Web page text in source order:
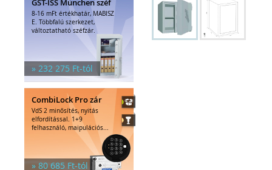
8-16 mFt értékhatár, MABISZ
E. Többfalú szerkezet,
változtatható széfzár.
» 232 275 Ft-tól
CombiLock Pro zár
VdS 2 minősítés, nyitás
elfordítással. 1+9
felhasználó, maipulációs...
» 80 685 Ft-tól